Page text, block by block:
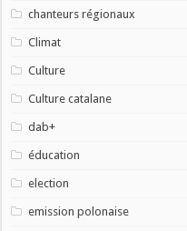
chanteurs régionaux
Climat
Culture
Culture catalane
dab+
éducation
election
emission polonaise